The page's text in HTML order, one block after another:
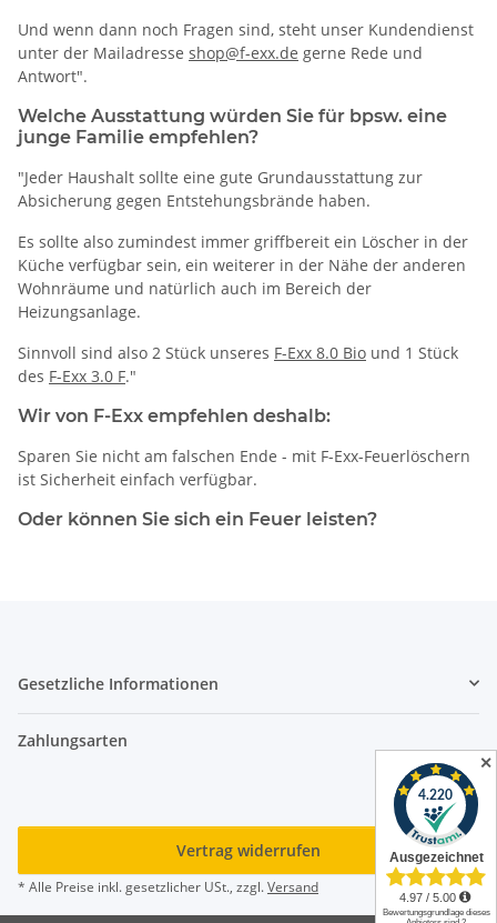
Und wenn dann noch Fragen sind, steht unser Kundendienst
unter der Mailadresse shop@f-exx.de gerne Rede und
Antwort".
Welche Ausstattung würden Sie für bpsw. eine
junge Familie empfehlen?
"Jeder Haushalt sollte eine gute Grundausstattung zur
Absicherung gegen Entstehungsbrände haben.
Es sollte also zumindest immer griffbereit ein Löscher in der
Küche verfügbar sein, ein weiterer in der Nähe der anderen
Wohnräume und natürlich auch im Bereich der
Heizungsanlage.
Sinnvoll sind also 2 Stück unseres F-Exx 8.0 Bio und 1 Stück
des F-Exx 3.0 F."
Wir von F-Exx empfehlen deshalb:
Sparen Sie nicht am falschen Ende - mit F-Exx-Feuerlöschern
ist Sicherheit einfach verfügbar.
Oder können Sie sich ein Feuer leisten?
Gesetzliche Informationen
Zahlungsarten
Vertrag widerrufen
* Alle Preise inkl. gesetzlicher USt., zzgl.Versand
✕